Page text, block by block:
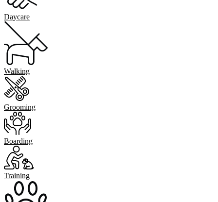
Daycare
Walking
Grooming
Boarding
Training